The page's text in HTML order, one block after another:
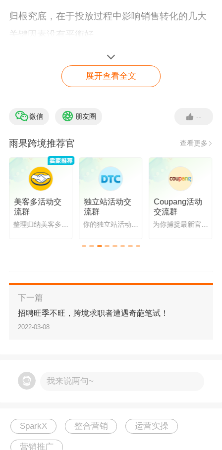
归根究底，在于投放过程中影响销售转化的几大
关键因素没有平衡好。
从媒体算法的角度来说，只要广告释放
一次曝光，但曝光不等于被目标受众看到，被看
买。
在日常运营的过程中，很多卖家侧重关注转化。
但事实上，从广告投放开始到消费者最终完成购
买，这个完整的消费链路中影响因素众多。不论
是大多数卖家比较熟悉的搜索广告，还是DSP、
SD等展示型广告，广告投放过程中的曝光跟最后
面、“以人为本”的展示型广告。曝光量不仅代表着
流量的覆盖面和精准度，同时高曝光才有可能带
来更多的点击，好的点击也会间接影响
SparkX作为亚马逊DSP服务商，通过分析众多案
中关于曝光、点击、转化三个指标之间的4种异常
状态。
展开查看全文
微信 朋友圈 --
雨果跨境推荐官 查看更多
美客多活动交
流群
整理归纳美客多活
独立站活动交
流群
你的独立站活动助
Coupang活动
交流群
为你捕捉最新官方
下一篇
招聘旺季不旺，跨境求职者遭遇奇葩笔试！
2022-03-08
我来说两句~
SparkX 整合营销 运营实操
营销推广